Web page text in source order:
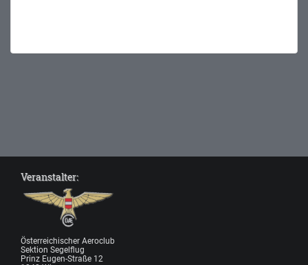
Veranstalter:
Österreichischer Aeroclub
Sektion Segelflug
Prinz Eugen-Straße 12